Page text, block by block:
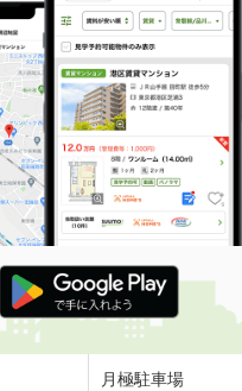
月極駐車場